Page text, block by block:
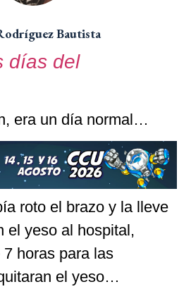
Bautista
días del
era un día normal…
roto el brazo y la lleve
el yeso al hospital,
horas para las
el yeso…